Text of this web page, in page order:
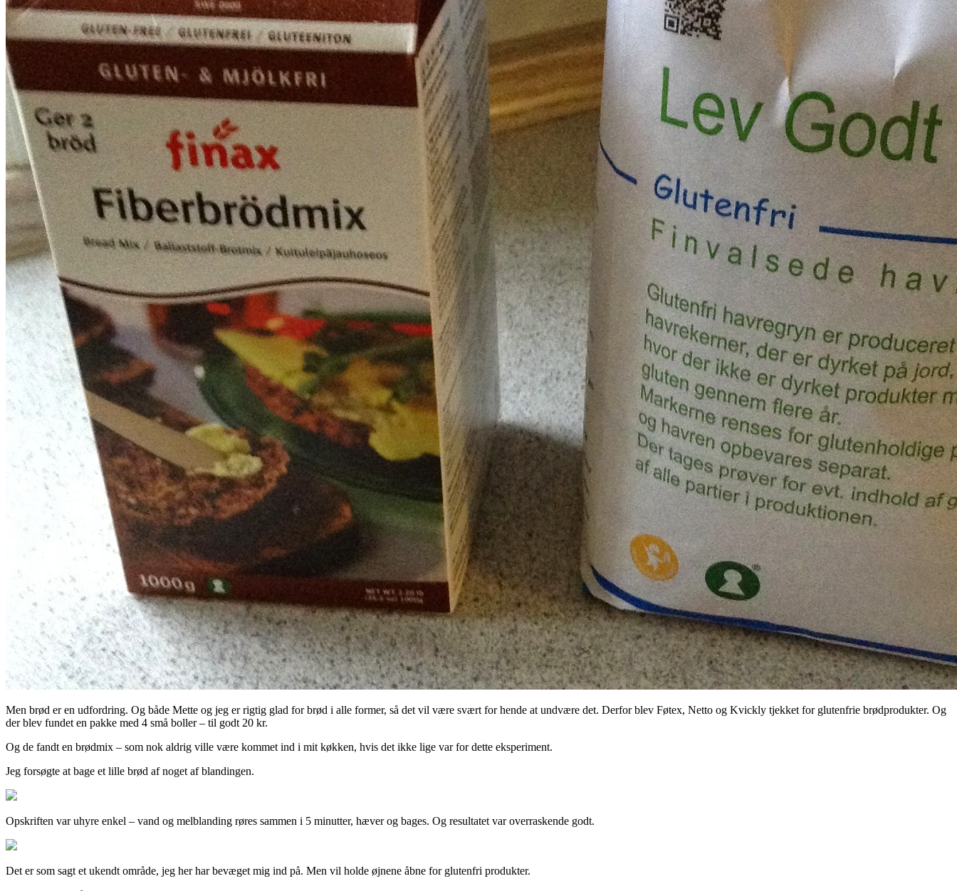
Men brød er en udfordring. Og både Mette og jeg er rigtig glad for brød i alle former, så det vil være svært for hende at undvære det. Derfor blev Føtex, Netto og Kvickly tjekket for glutenfrie brødprodukter. Og
der blev fundet en pakke med 4 små boller – til godt 20 kr.
Og de fandt en brødmix – som nok aldrig ville være kommet ind i mit køkken, hvis det ikke lige var for dette eksperiment.
Jeg forsøgte at bage et lille brød af noget af blandingen.
Opskriften var uhyre enkel – vand og melblanding røres sammen i 5 minutter, hæver og bages. Og resultatet var overraskende godt.
Det er som sagt et ukendt område, jeg her har bevæget mig ind på. Men vil holde øjnene åbne for glutenfri produkter.